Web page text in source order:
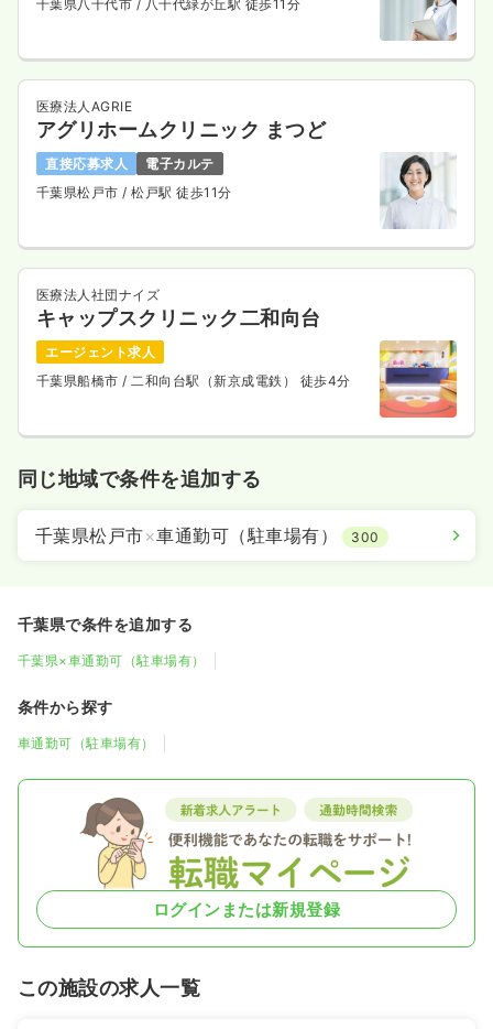
千葉県八千代市 / 八千代緑が丘駅 徒歩11分
医療法人AGRIE
アグリホームクリニック まつど
直接応募求人
電子カルテ
千葉県松戸市 / 松戸駅 徒歩11分
医療法人社団ナイズ
キャップスクリニック二和向台
エージェント求人
千葉県船橋市 / 二和向台駅（新京成電鉄） 徒歩4分
同じ地域で条件を追加する
千葉県松戸市×車通勤可（駐車場有） 300
千葉県で条件を追加する
千葉県×車通勤可（駐車場有）
条件から探す
車通勤可（駐車場有）
ログインまたは新規登録
この施設の求人一覧